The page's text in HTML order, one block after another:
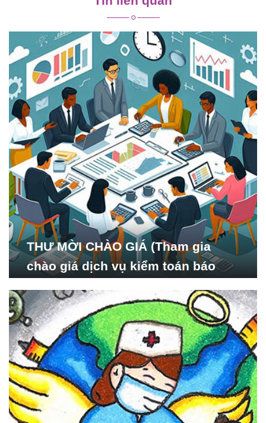
viết
THƯ MỜI CHÀO GIÁ (Tham gia
chào giá dịch vụ kiểm toán báo
Nghiên cứu Phát triển Xã
hội_ISDS)